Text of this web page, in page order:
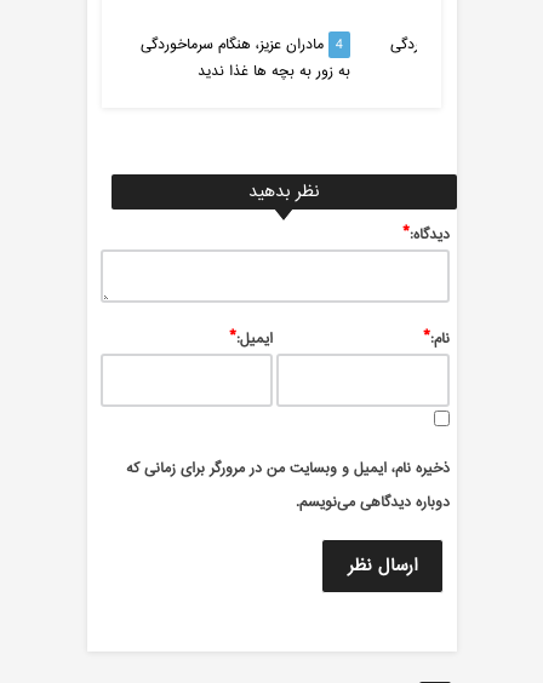
جلوگیری از سرماخوردگی 4 مادران عزیز، هنگام سرماخوردگی
به زور به بچه ها غذا ندید
نظر بدهید
ديدگاه:*
نام:* ایمیل:*
ذخیره نام، ایمیل و وبسایت من در مرورگر برای زمانی که
دوباره دیدگاهی می‌نویسم.